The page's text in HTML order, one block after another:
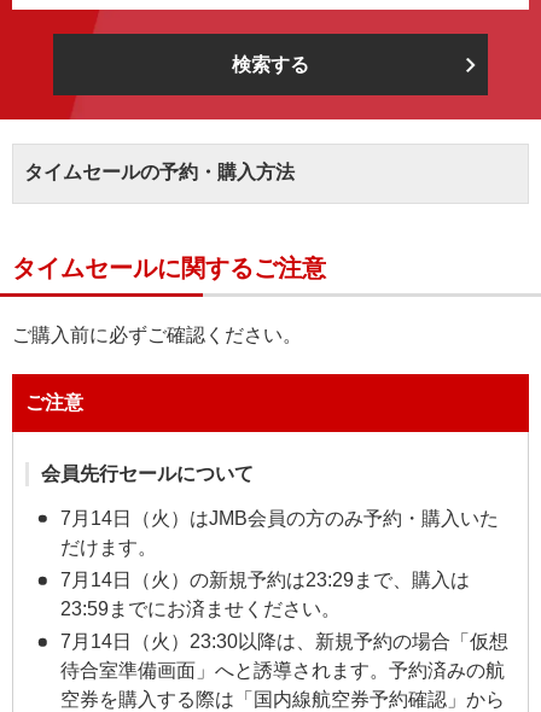
検索する
タイムセールの予約・購入方法
タイムセールに関するご注意
ご購入前に必ずご確認ください。
ご注意
会員先行セールについて
7月14日（火）はJMB会員の方のみ予約・購入いた
だけます。
7月14日（火）の新規予約は23:29まで、購入は
23:59までにお済ませください。
7月14日（火）23:30以降は、新規予約の場合「仮想
待合室準備画面」へと誘導されます。予約済みの航
空券を購入する際は「国内線航空券予約確認」から